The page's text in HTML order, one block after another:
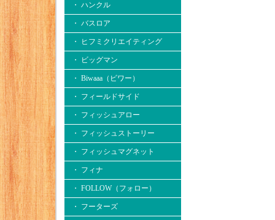
・ ハンクル
・ バスロア
・ ヒフミクリエイティング
・ ビッグマン
・ Biwaaa（ビワー）
・ フィールドサイド
・ フィッシュアロー
・ フィッシュストーリー
・ フィッシュマグネット
・ フィナ
・ FOLLOW（フォロー）
・ フーターズ